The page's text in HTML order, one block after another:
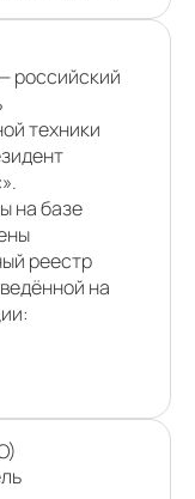
российский
техники
на базе
реестр
на